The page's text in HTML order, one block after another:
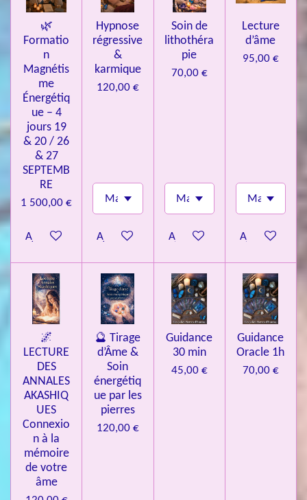
🌿
Formatio
n
Magnétis
me
Énergétiq
ue – 4
jours 19
& 20 / 26
& 27
SEPTEMB
RE
1 500,00 €
Ajouter au panier
Hypnose
régressive
&
karmique
120,00 €
Ajouter au panier
Soin de
lithothéra
pie
70,00 €
Ajouter au panier
Lecture
d’âme
95,00 €
Ajouter au
🌌
LECTURE
DES
ANNALES
AKASHIQ
UES
Connexio
n à la
mémoire
de votre
âme
🔮 Tirage
d’Âme &
Soin
énergétiq
ue par les
pierres
120,00 €
Guidance
30 min
45,00 €
Guidance
Oracle 1h
70,00 €